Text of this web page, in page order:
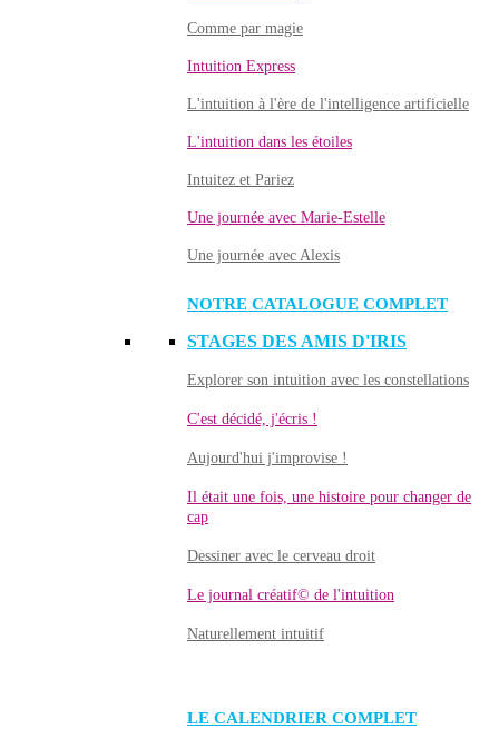
Comme par magie
Intuition Express
L'intuition à l'ère de l'intelligence artificielle
L'intuition dans les étoiles
Intuitez et Pariez
Une journée avec Marie-Estelle
Une journée avec Alexis
NOTRE CATALOGUE COMPLET
STAGES DES AMIS D'IRIS
Explorer son intuition avec les constellations
C'est décidé, j'écris !
Aujourd'hui j'improvise !
Il était une fois, une histoire pour changer de
cap
Dessiner avec le cerveau droit
Le journal créatif© de l'intuition
Naturellement intuitif
LE CALENDRIER COMPLET